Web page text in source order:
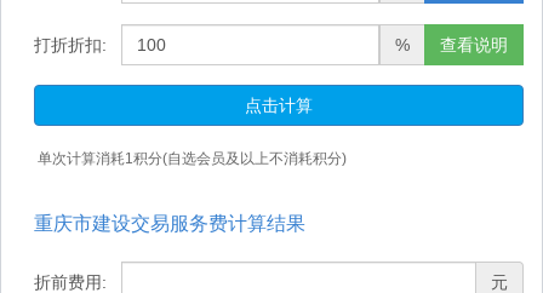
打折折扣: % 查看说明
点击计算
单次计算消耗1积分(自选会员及以上不消耗积分)
重庆市建设交易服务费计算结果
折前费用: 元